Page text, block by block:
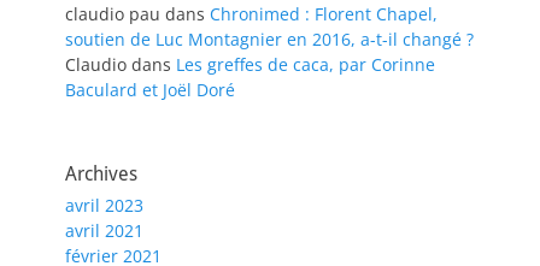
claudio pau dans Chronimed : Florent Chapel,
soutien de Luc Montagnier en 2016, a-t-il changé ?
Claudio dans Les greffes de caca, par Corinne
Baculard et Joël Doré
Archives
avril 2023
avril 2021
février 2021